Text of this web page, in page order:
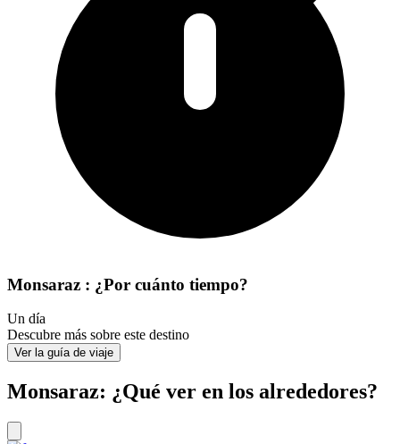
Monsaraz : ¿Por cuánto tiempo?
Un día
Descubre más sobre este destino
Ver la guía de viaje
Monsaraz: ¿Qué ver en los alrededores?